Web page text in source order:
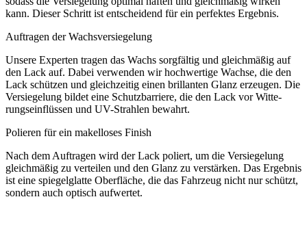
kann. Die­ser Schritt ist ent­schei­dend für ein per­fek­tes Ergebnis.
Auf­tra­gen der Wachsversiegelung
Unse­re Exper­ten tra­gen das Wachs sorg­fäl­tig und gleich­mä­ßig auf
den Lack auf. Dabei ver­wen­den wir hoch­wer­ti­ge Wach­se, die den
Lack schüt­zen und gleich­zei­tig einen bril­lan­ten Glanz erzeu­gen. Die
Ver­sie­ge­lung bil­det eine Schutz­bar­rie­re, die den Lack vor Wit­te­
rungs­ein­flüs­sen und UV-Strah­len bewahrt.
Polie­ren für ein makel­lo­ses Finish
Nach dem Auf­tra­gen wird der Lack poliert, um die Ver­sie­ge­lung
gleich­mä­ßig zu ver­tei­len und den Glanz zu ver­stär­ken. Das Ergeb­nis
ist eine spie­gel­glat­te Ober­flä­che, die das Fahr­zeug nicht nur schützt,
son­dern auch optisch aufwertet.